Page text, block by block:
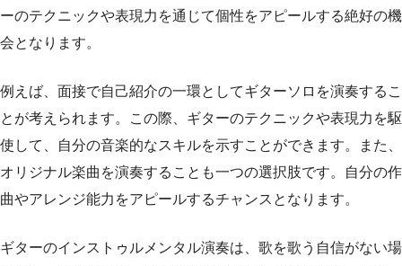
ーのテクニックや表現力を通じて個性をアピールする絶好の機
会となります。
例えば、面接で自己紹介の一環としてギターソロを演奏するこ
とが考えられます。この際、ギターのテクニックや表現力を駆
使して、自分の音楽的なスキルを示すことができます。また、
オリジナル楽曲を演奏することも一つの選択肢です。自分の作
曲やアレンジ能力をアピールするチャンスとなります。
ギターのインストゥルメンタル演奏は、歌を歌う自信がない場